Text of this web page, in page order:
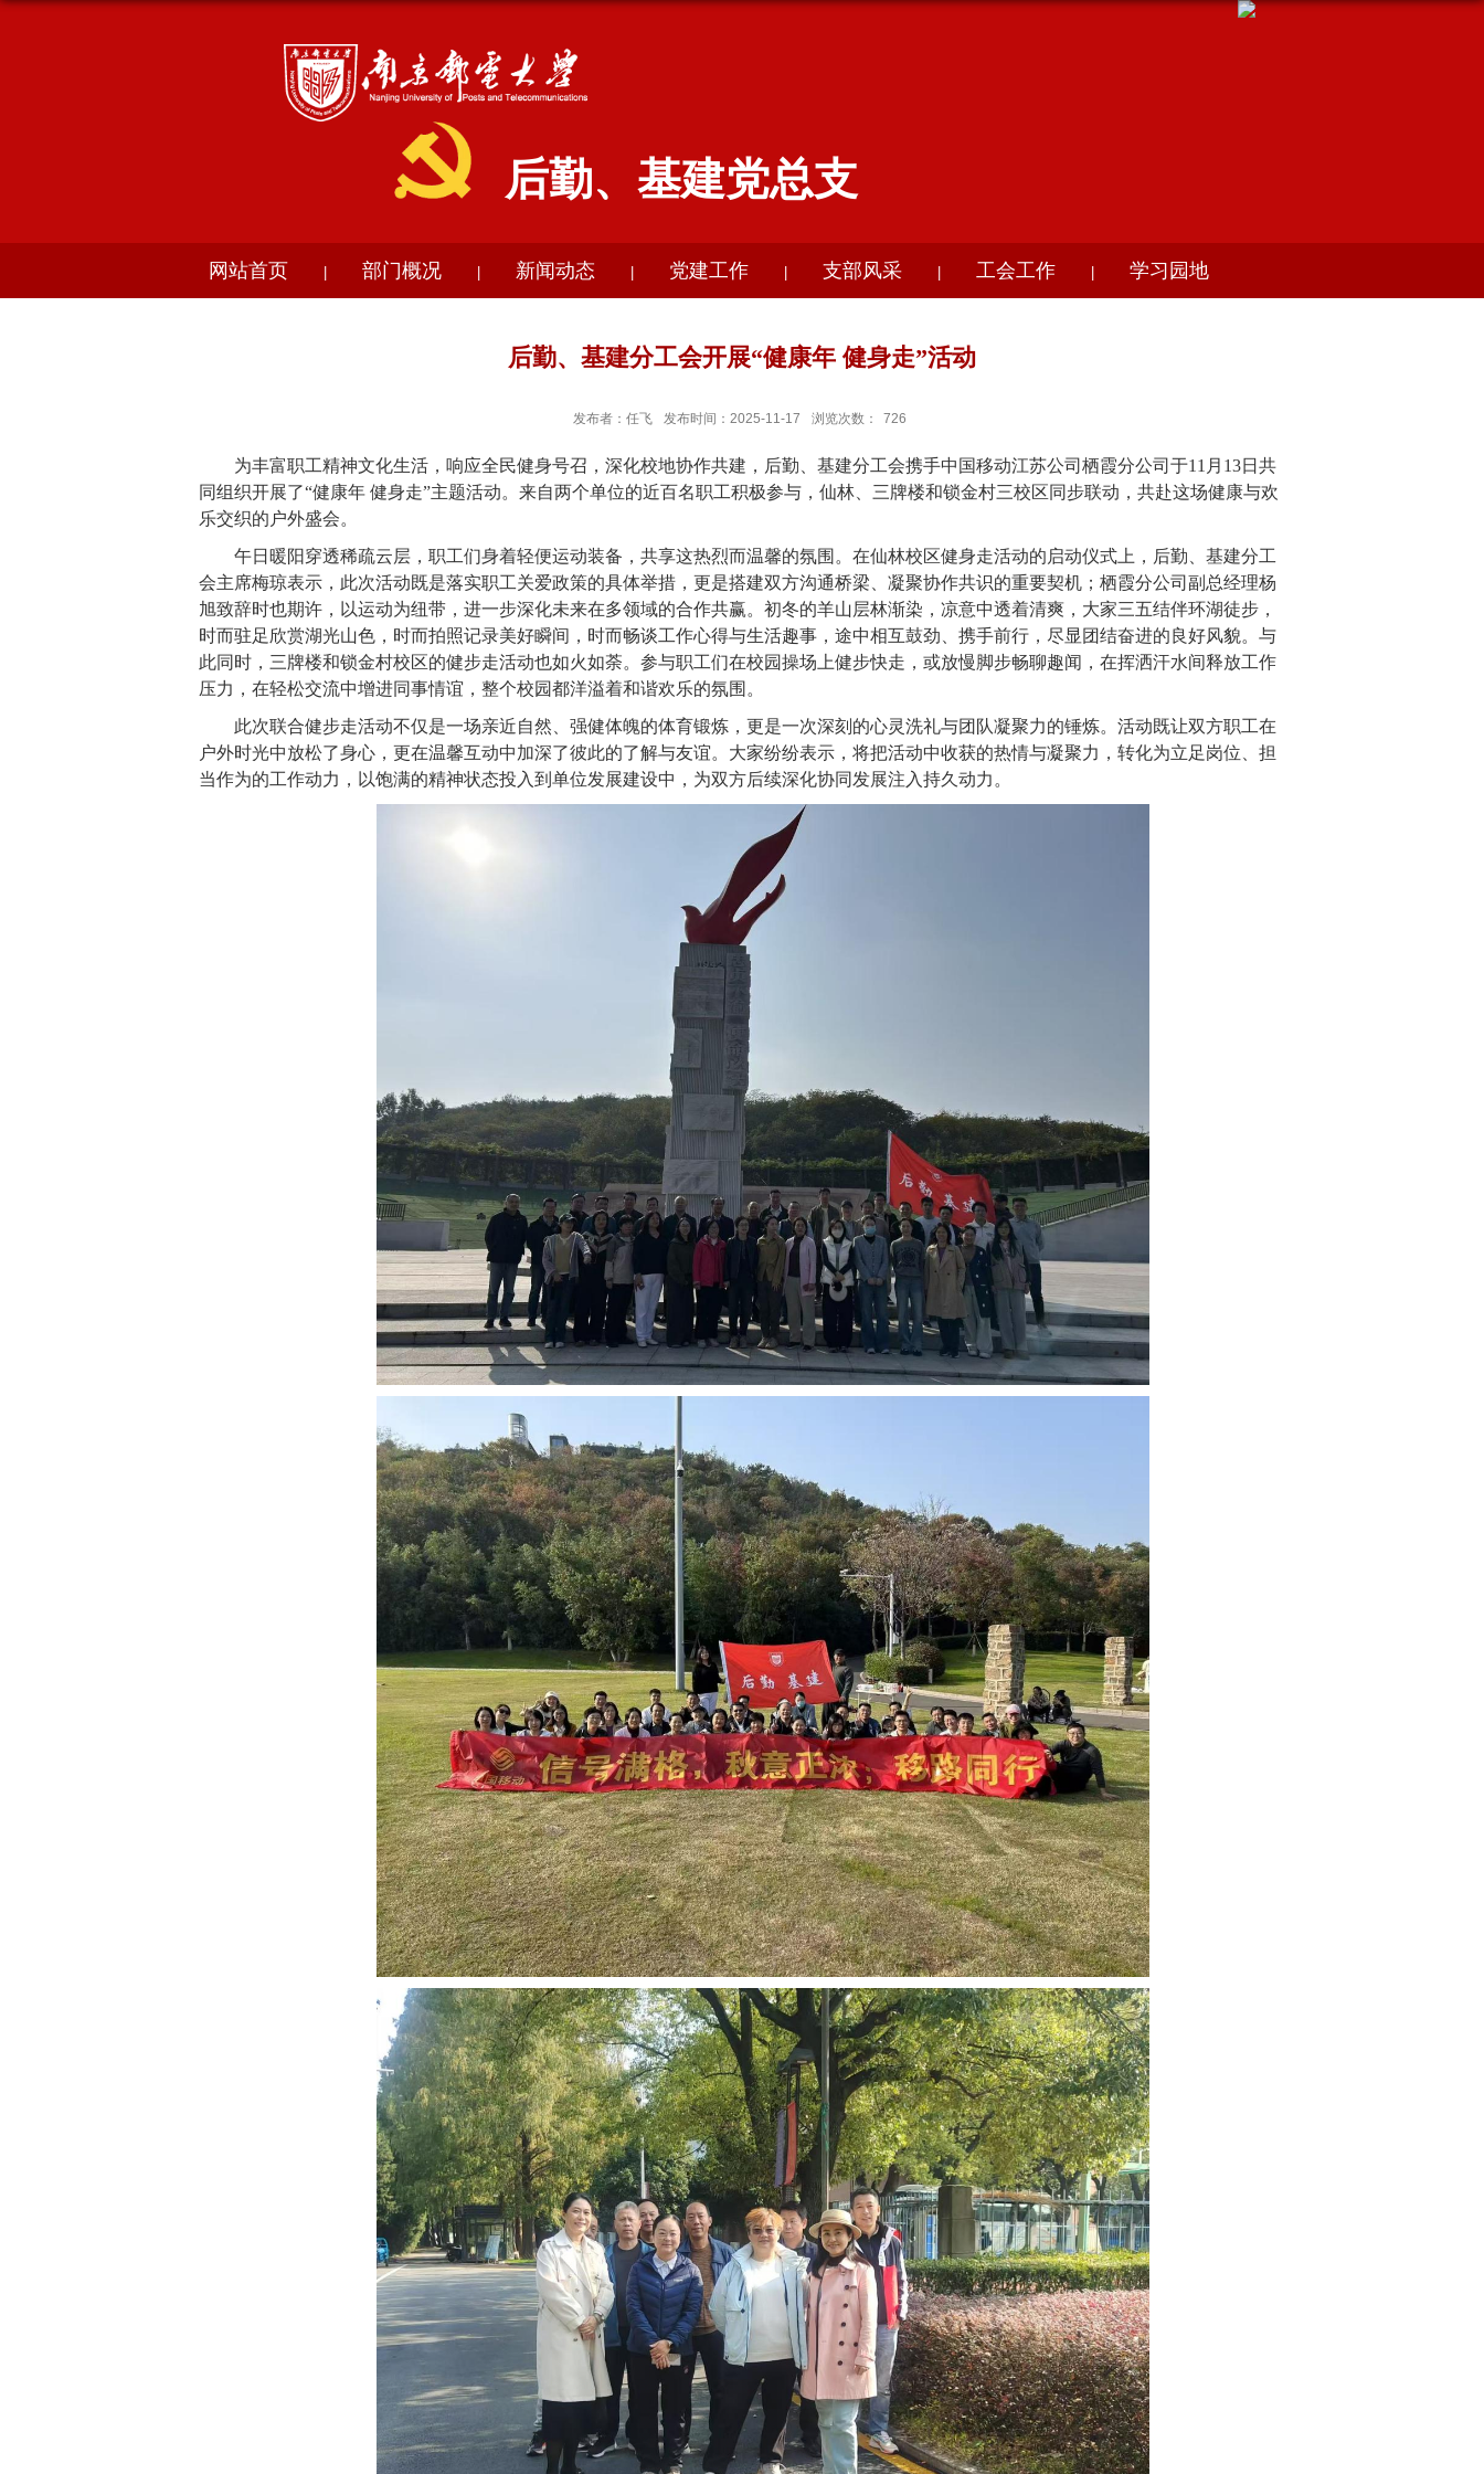
后勤、基建党总支
网站首页 部门概况 新闻动态 党建工作 支部风采 工会工作 学习园地
后勤、基建分工会开展“健康年 健身走”活动
发布者：任飞 发布时间：2025-11-17 浏览次数： 726
为丰富职工精神文化生活，响应全民健身号召， 深化校地协作共建， 后勤、基建分工会携手中国移动江苏公司 栖霞分公司于11月13日共
同组织开展了“健康年 健身走”主题活动。 来自两个单位的近百名职工积极参与，仙林、三牌楼和锁金村三校区同步联动，共赴这场健康与欢
乐交织的户外盛会。
午日暖阳穿透稀疏云层，职工们身着轻便运动装备，共享这热烈而温馨的氛围。在仙林校区健身走活动的启动仪式上，后勤、基建分工
会主席梅琼表示，此次活动既是落实职工关爱政策的具体举措，更是搭建双方沟通桥梁、凝聚协作共识的重要契机；栖霞分公司副总经理杨
旭致辞时也期许，以运动为纽带，进一步深化未来在多领域的合作共赢。初冬的羊山层林渐染，凉意中透着清爽，大家三五结伴环湖徒步，
时而驻足欣赏湖光山色，时而拍照记录美好瞬间，时而畅谈工作心得与生活趣事，途中相互鼓劲、携手前行，尽显团结奋进的良好风貌。与
此同时，三牌楼和锁金村校区的健步走活动也如火如荼。参与职工们在校园操场上健步快走，或放慢脚步畅聊趣闻，在挥洒汗水间释放工作
压力，在轻松交流中增进同事情谊，整个校园都洋溢着和谐欢乐的氛围。
此次联合健步走活动不仅是一场亲近自然、强健体魄的体育锻炼，更是一次深刻的心灵洗礼与团队凝聚力的锤炼。活动既让双方职工在
户外时光中放松了身心，更在温馨互动中加深了彼此的了解与友谊。大家纷纷表示，将把活动中收获的热情与凝聚力，转化为立足岗位、担
当作为的工作动力，以饱满的精神状态投入到单位发展建设中，为双方后续深化协同发展注入持久动力。